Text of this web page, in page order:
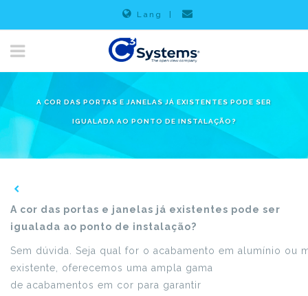
Lang
A COR DAS PORTAS E JANELAS JÁ EXISTENTES PODE SER
IGUALADA AO PONTO DE INSTALAÇÃO?
A cor das portas e janelas já existentes pode ser
igualada ao ponto de instalação?
Sem dúvida. Seja qual for o acabamento em alumínio ou
existente, oferecemos uma ampla gama
de acabamentos em cor para garantir